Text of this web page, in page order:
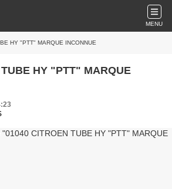
MENU
HY "PTT" MARQUE INCONNUE
HY "PTT" MARQUE